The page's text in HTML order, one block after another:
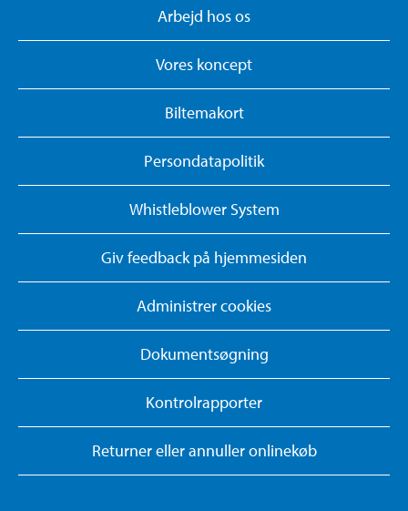
Arbejd hos os
Vores koncept
Biltemakort
Persondatapolitik
Whistleblower System
Giv feedback på hjemmesiden
Administrer cookies
Dokumentsøgning
Kontrolrapporter
Returner eller annuller onlinekøb